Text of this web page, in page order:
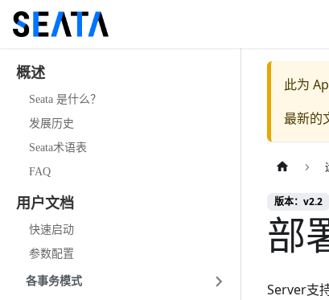
概述
Seata 是什么？
发展历史
Seata术语表
FAQ
用户文档
快速启动
参数配置
各事务模式
此为
最新的
版本：v2.2
部
Server支